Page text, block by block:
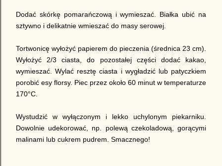
Dodać skórkę pomarańczową i wymieszać. Białka ubić na
sztywno i delikatnie wmieszać do masy serowej.
Tortwonicę wyłożyć papierem do pieczenia (średnica 23 cm).
Wyłożyć 2/3 ciasta, do pozostałej części dodać kakao,
wymieszać. Wylać resztę ciasta i wygładzić lub patyczkiem
porobić esy florsy. Piec przez około 60 minut w temperaturze
170°C.
Wystudzić w wyłączonym i lekko uchylonym piekarniku.
Dowolnie udekorować, np. polewą czekoladową, gorącymi
malinami lub cukrem pudrem. Smacznego!